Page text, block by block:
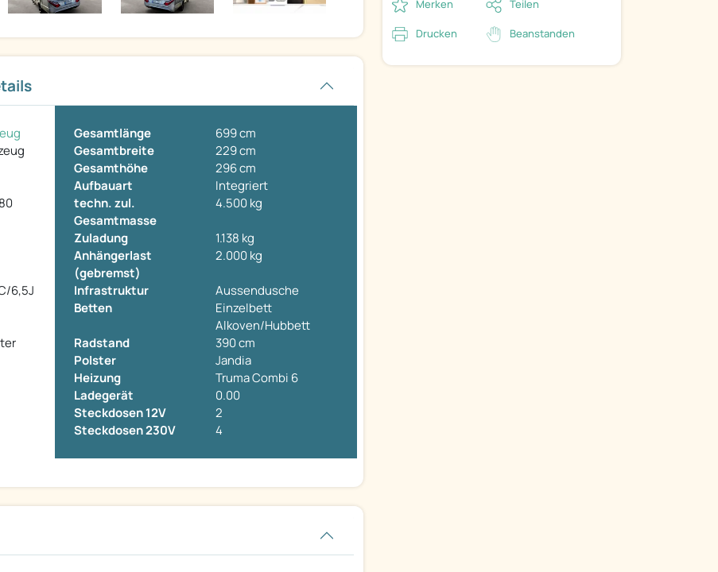
6,5J
Gesamtlänge
699 cm
Gesamtbreite
229 cm
Gesamthöhe
296 cm
Aufbauart
Integriert
techn. zul.
Gesamtmasse
4.500 kg
Zuladung
1.138 kg
Anhängerlast
(gebremst)
2.000 kg
Infrastruktur
Aussendusche
Betten
Einzelbett
Alkoven/Hubbett
Radstand
390 cm
Polster
Jandia
Heizung
Truma Combi 6
Ladegerät
0.00
Steckdosen 12V
2
Steckdosen 230V
4
Merken Teilen
Drucken Beanstanden